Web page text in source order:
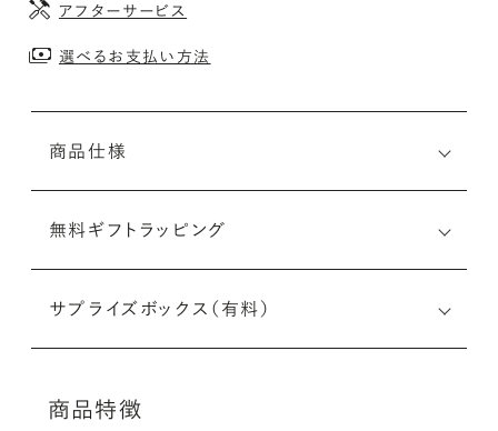
アフターサービス
選べるお支払い方法
商品仕様
無料ギフトラッピング
サプライズボックス（有料）
商品特徴